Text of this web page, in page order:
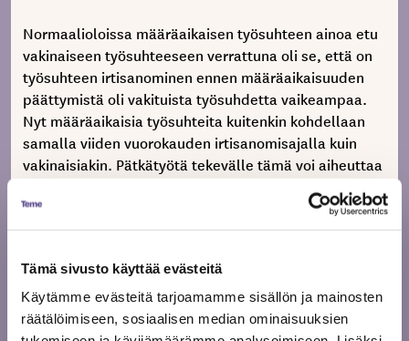
Tämä sivusto käyttää evästeitä
Käytämme evästeitä tarjoamamme sisällön ja mainosten
räätälöimiseen, sosiaalisen median ominaisuuksien
Normaalioloissa määräaikaisen työsuhteen ainoa etu
vakinaiseen työsuhteeseen verrattuna oli se, että on
työsuhteen irtisanominen ennen määräaikaisuuden
päättymistä oli vakituista työsuhdetta vaikeampaa.
Nyt määräaikaisia työsuhteita kuitenkin kohdellaan
samalla viiden vuorokauden irtisanomisajalla kuin
vakinaisiakin. Pätkätyötä tekevälle tämä voi aiheuttaa
suuria, ennakoimattomia ongelmia, kun esimerkiksi
ansiosidonnaiseen työttömyysturvaan oikeuttava
työssäoloehto ei täytykään.
Teatterin ja muun esittävän taiteen suorat ja
välittömät menetykset ovat varovaisestikin arvioiden
noin 50 miljoonaa, koko taide- ja kulttuurisektorin